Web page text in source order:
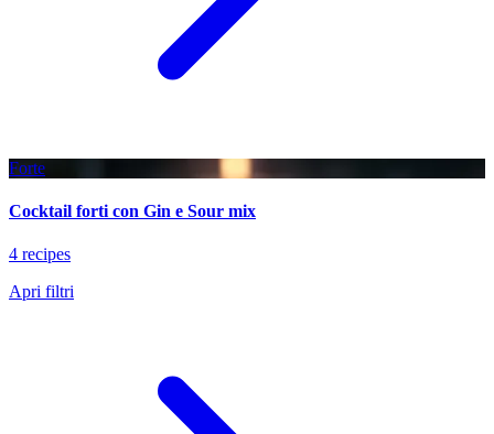
Forte
Cocktail forti con Gin e Sour mix
4 recipes
Apri filtri